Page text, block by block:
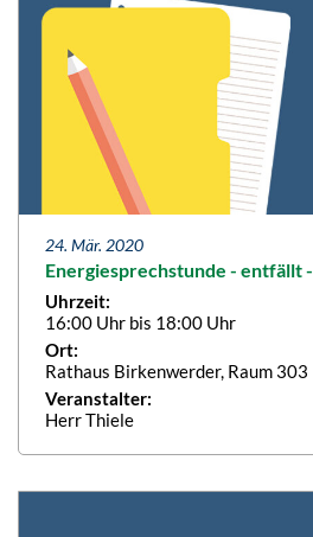
24. Mär. 2020
Energiesprechstunde - entfällt -
Uhrzeit:
16:00 Uhr bis 18:00 Uhr
Ort:
Rathaus Birkenwerder, Raum 303
Veranstalter:
Herr Thiele